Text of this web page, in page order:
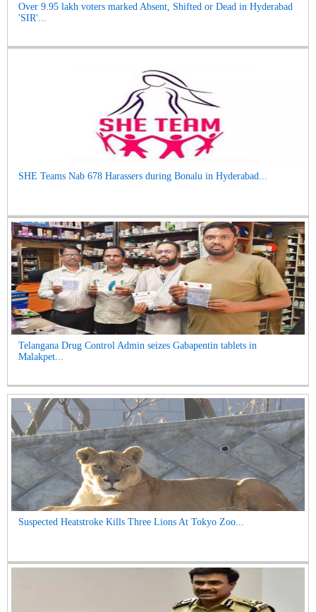
Over 9.95 lakh voters marked Absent, Shifted or Dead in Hyderabad
'SIR'...
SHE Teams Nab 678 Harassers during Bonalu in Hyderabad...
Telangana Drug Control Admin seizes Gabapentin tablets in
Malakpet...
Suspected Heatstroke Kills Three Lions At Tokyo Zoo...